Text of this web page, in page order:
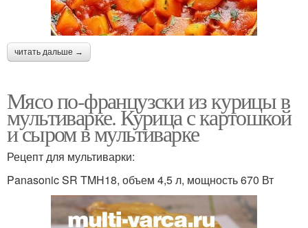
читать дальше →
Мясо по-французски из курицы в
мультиварке. Курица с картошкой
и сыром в мультиварке
Рецепт для мультиварки:
Panasonic SR TMH18, объем 4,5 л, мощность 670 Вт